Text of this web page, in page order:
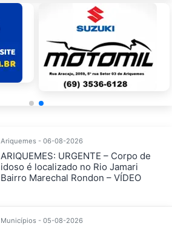
Ariquemes - 06-08-2026
ARIQUEMES: URGENTE – Corpo de
idoso é localizado no Rio Jamari
Bairro Marechal Rondon – VÍDEO
Municípios - 05-08-2026